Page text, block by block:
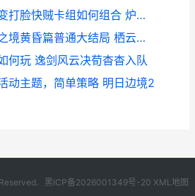
炉石传说大地的裂变打脸快贼卡组如何组合 炉石传说大地的裂变什么时候结束
如何达成栖云遗忘之境黄昏篇普通大结局 栖云洞古诗怎么读
何玩 逸剑风云决荀杳杳入队
动主题，简单策略 明日边境2
黑ICP备2026001349号-20 XML地图